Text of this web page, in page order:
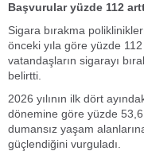
Başvurular yüzde 112
Sigara bırakma
önceki yıla göre yüzde 112
vatandaşların sigarayı
belirtti.
2026 yılının ilk dört
dönemine göre yüzde
dumansız yaşam
güçlendiğini vurguladı.